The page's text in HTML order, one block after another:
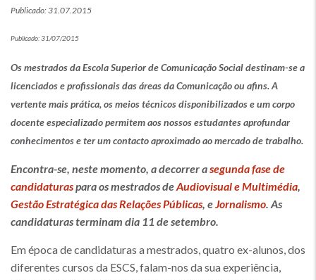
Publicado: 31.07.2015
Publicado: 31/07/2015
Os mestrados da Escola Superior de Comunicação Social destinam-se a
licenciados e profissionais das áreas da Comunicação ou afins. A
vertente mais prática, os meios técnicos disponibilizados e um corpo
docente especializado permitem aos nossos estudantes aprofundar
conhecimentos e ter um contacto aproximado ao mercado de trabalho.
Encontra-se, neste momento, a decorrer asegunda fase de
candidaturaspara os mestrados deAudiovisual e Multimédia,
Gestão Estratégica das Relações Públicas, eJornalismo. As
candidaturas terminam dia 11 de setembro.
Em época de candidaturas a mestrados, quatro ex-alunos, dos
diferentes cursos da ESCS, falam-nos da sua experiência,